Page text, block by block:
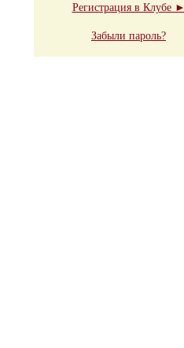
Регистрация в Клубе ►
Забыли пароль?